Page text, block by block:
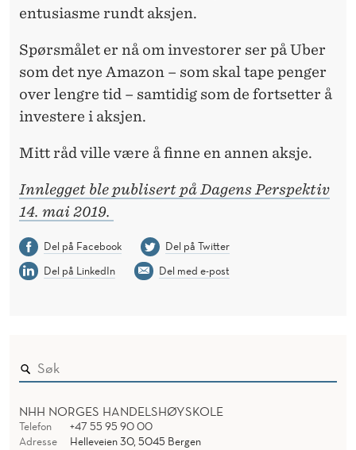
entusiasme rundt aksjen.
Spørsmålet er nå om investorer ser på Uber
som det nye Amazon – som skal tape penger
over lengre tid – samtidig som de fortsetter å
investere i aksjen.
Mitt råd ville være å finne en annen aksje.
Innlegget ble publisert på Dagens Perspektiv
14. mai 2019.
Del på Facebook
Del på Twitter
Del på LinkedIn
Del med e-post
NHH NORGES HANDELSHØYSKOLE
Telefon
+47 55 95 90 00
Adresse
Helleveien 30, 5045 Bergen